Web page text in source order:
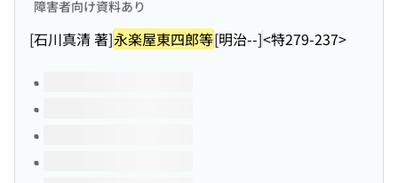
障害者向け資料あり
[石川真清 著]永楽屋東四郎等[明治--]<特279-237>
Volumes of this title